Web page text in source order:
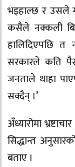
भइहाल्छ र उसले
कसैले नक्कली
हालिदिएपछि
सरकारले कति
जनताले थाहा
सक्दैन् ।’
अँध्यारोमा
सिद्धान्त
बताए ।